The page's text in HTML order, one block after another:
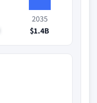
2035
$1.4B